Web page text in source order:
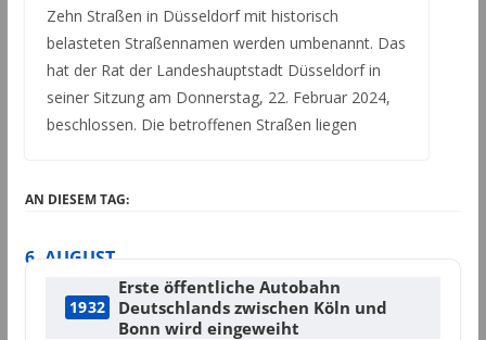
Zehn Straßen in Düsseldorf mit historisch
belasteten Straßennamen werden umbenannt. Das
hat der Rat der Landeshauptstadt Düsseldorf in
seiner Sitzung am Donnerstag, 22. Februar 2024,
beschlossen. Die betroffenen Straßen liegen
AN DIESEM TAG:
6. AUGUST
1932
Erste öffentliche Autobahn
Deutschlands zwischen Köln und
Bonn wird eingeweiht